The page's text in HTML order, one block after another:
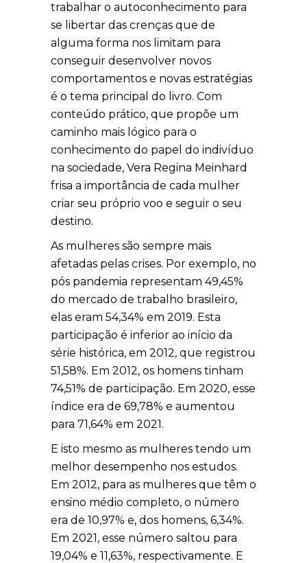
trabalhar o autoconhecimento para
se libertar das crenças que de
alguma forma nos limitam para
conseguir desenvolver novos
comportamentos e novas estratégias
é o tema principal do livro. Com
conteúdo prático, que propõe um
caminho mais lógico para o
conhecimento do papel do indivíduo
na sociedade, Vera Regina Meinhard
frisa a importância de cada mulher
criar seu próprio voo e seguir o seu
destino.
As mulheres são sempre mais
afetadas pelas crises. Por exemplo, no
pós pandemia representam 49,45%
do mercado de trabalho brasileiro,
elas eram 54,34% em 2019. Esta
participação é inferior ao início da
série histórica, em 2012, que registrou
51,58%. Em 2012, os homens tinham
74,51% de participação. Em 2020, esse
índice era de 69,78% e aumentou
para 71,64% em 2021.
E isto mesmo as mulheres tendo um
melhor desempenho nos estudos.
Em 2012, para as mulheres que têm o
ensino médio completo, o número
era de 10,97% e, dos homens, 6,34%.
Em 2021, esse número saltou para
19,04% e 11,63%, respectivamente. E